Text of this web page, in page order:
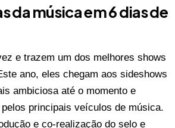
da música em 6 dias de
e trazem um dos melhores shows
ano, eles chegam aos sideshows
ambiciosa até o momento e
principais veículos de música.
e co-realização do selo e